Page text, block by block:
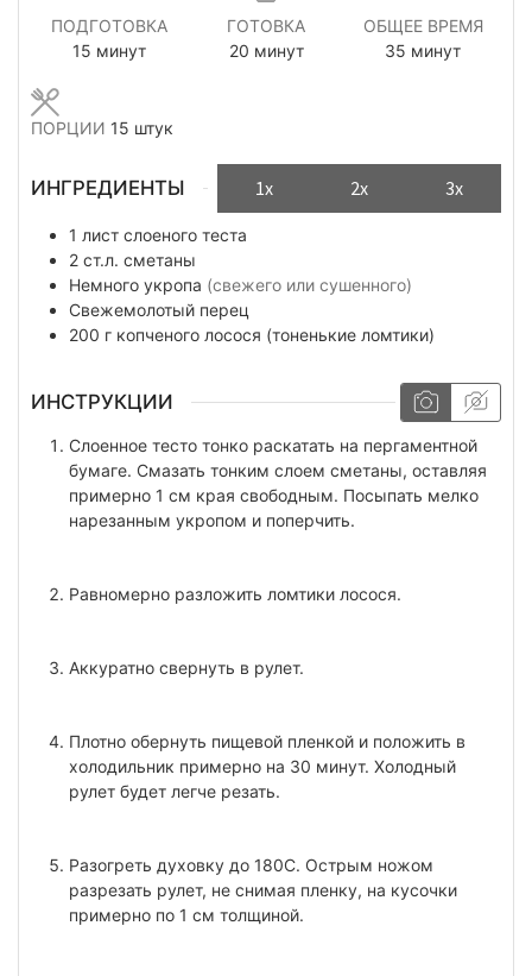
ПОДГОТОВКА
15 минуты
минут
ГОТОВКА
20минуты
минут
ОБЩЕЕ ВРЕМЯ
35 минуты
минут
ПОРЦИИ 15 штук
ИНГРЕДИЕНТЫ 1x 2x 3x
1 лист слоеного теста
2 ст.л. сметаны
Немного укропа (свежего или сушенного)
Свежемолотый перец
200 г копченого лосося (тоненькие ломтики)
ИНСТРУКЦИИ
Слоенное тесто тонко раскатать на пергаментной
бумаге. Смазать тонким слоем сметаны, оставляя
примерно 1 см края свободным. Посыпать мелко
нарезанным укропом и поперчить.
Равномерно разложить ломтики лосося.
Аккуратно свернуть в рулет.
Плотно обернуть пищевой пленкой и положить в
холодильник примерно на 30 минут. Холодный
рулет будет легче резать.
Разогреть духовку до 180С. Острым ножом
разрезать рулет, не снимая пленку, на кусочки
примерно по 1 см толщиной.